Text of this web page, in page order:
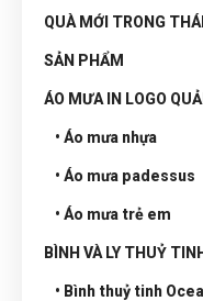
QUÀ MỚI TRONG
SẢN PHẨM
ÁO MƯA IN LOGO
• Áo mưa nhựa
• Áo mưa padessus
• Áo mưa trẻ em
BÌNH VÀ LY THUỶ
• Bình thuỷ tinh